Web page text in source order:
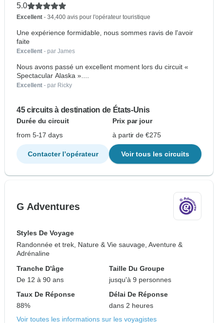
5.0
Excellent - 34,400 avis pour l'opérateur touristique
Une expérience formidable, nous sommes ravis de l'avoir
faite
Excellent - par James
Nous avons passé un excellent moment lors du circuit «
Spectacular Alaska »....
Excellent - par Ricky
45 circuits à destination de États-Unis
Durée du circuit
Prix par jour
from 5-17 days
à partir de €275
Contacter l’opérateur Voir tous les circuits
G Adventures
Styles De Voyage
Randonnée et trek, Nature & Vie sauvage, Aventure &
Adrénaline
Tranche D'âge
De 12 à 90 ans
Taille Du Groupe
jusqu'à 9 personnes
Taux De Réponse
88%
Délai De Réponse
dans 2 heures
Voir toutes les informations sur les voyagistes